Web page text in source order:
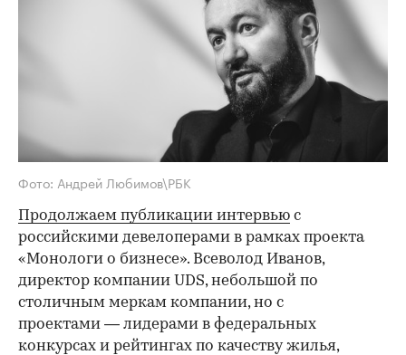
Фото: Андрей Любимов\РБК
Продолжаем публикации интервью с
российскими девелоперами в рамках проекта
«Монологи о бизнесе». Всеволод Иванов,
директор компании UDS, небольшой по
столичным меркам компании, но с
проектами — лидерами в федеральных
конкурсах и рейтингах по качеству жилья,